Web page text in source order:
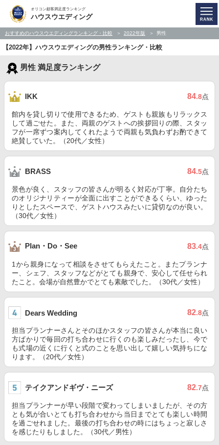
オリコン顧客満足度ランキング
ハウスウエディング
おすすめのハウスウエディングランキング・比較 2022年版 男性
【2022年】ハウスウエディングの男性ランキング・比較
男性 満足度ランキング
IKK 84.8点
館内を貸し切りで使用できるため、ゲストも親族もリラックス
して過ごせた。また、両親のゲストへの挨拶回りの際、スタッ
フが一席ずつ案内してくれたようで両親も気負わずお酌できて
絶賛していた。（20代／女性）
BRASS 84.5点
景色が良く、スタッフの皆さんが明るく対応が丁寧。自分たち
のオリジナリティーが全面に出すことができるくらい、ゆった
りとしたスペースで、ゲストハウスみたいに貸切なのが良い。
（30代／女性）
Plan・Do・See 83.4点
1から親身になって相談をさせてもらえたこと。またプランナ
ー、シェフ、スタッフなどがとても親身で、安心して任せられ
たこと。会場が自然豊かでとても素敵でした。（30代／女性）
Dears Wedding 82.8点
担当プランナーさんとそのほかスタッフの皆さんが本当に良い
方ばかりで毎回の打ち合わせに行くのも楽しみだったし、今で
も式場の近くに行くと式のことを思い出して嬉しい気持ちにな
ります。（20代／女性）
テイクアンドギヴ・ニーズ 82.7点
担当プランナーが早い段階で変わってしまいましたが、その方
とも気が合いとても打ち合わせから当日までとても楽しい時間
を過ごせれました。最後の打ち合わせの時にはちょっと寂しさ
を感じたりもしました。（30代／男性）